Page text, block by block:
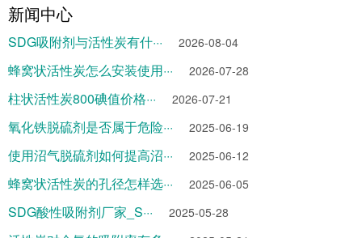
新闻中心
SDG吸附剂与活性炭有什··· 2026-08-04
蜂窝状活性炭怎么安装使用··· 2026-07-28
柱状活性炭800碘值价格··· 2026-07-21
氧化铁脱硫剂是否属于危险··· 2025-06-19
使用沼气脱硫剂如何提高沼··· 2025-06-12
蜂窝状活性炭的孔径怎样选··· 2025-06-05
SDG酸性吸附剂厂家_S··· 2025-05-28